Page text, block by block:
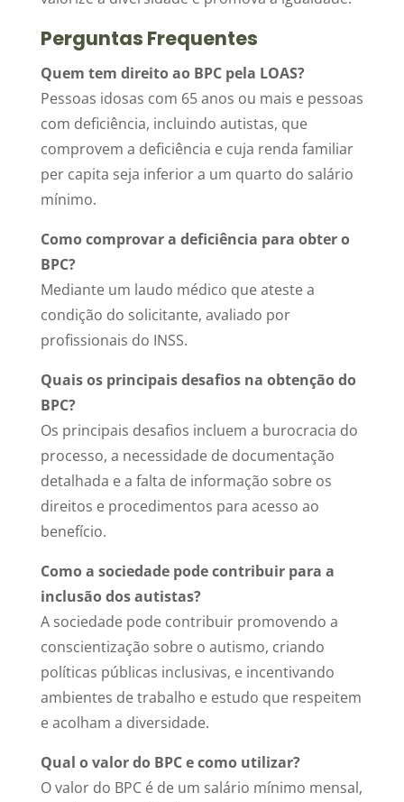
Perguntas Frequentes
Quem tem direito ao BPC pela LOAS?
Pessoas idosas com 65 anos ou mais e pessoas
com deficiência, incluindo autistas, que
comprovem a deficiência e cuja renda familiar
per capita seja inferior a um quarto do salário
mínimo.
Como comprovar a deficiência para obter o
BPC?
Mediante um laudo médico que ateste a
condição do solicitante, avaliado por
profissionais do INSS.
Quais os principais desafios na obtenção do
BPC?
Os principais desafios incluem a burocracia do
processo, a necessidade de documentação
detalhada e a falta de informação sobre os
direitos e procedimentos para acesso ao
benefício.
Como a sociedade pode contribuir para a
inclusão dos autistas?
A sociedade pode contribuir promovendo a
conscientização sobre o autismo, criando
políticas públicas inclusivas, e incentivando
ambientes de trabalho e estudo que respeitem
e acolham a diversidade.
Qual o valor do BPC e como utilizar?
O valor do BPC é de um salário mínimo mensal,